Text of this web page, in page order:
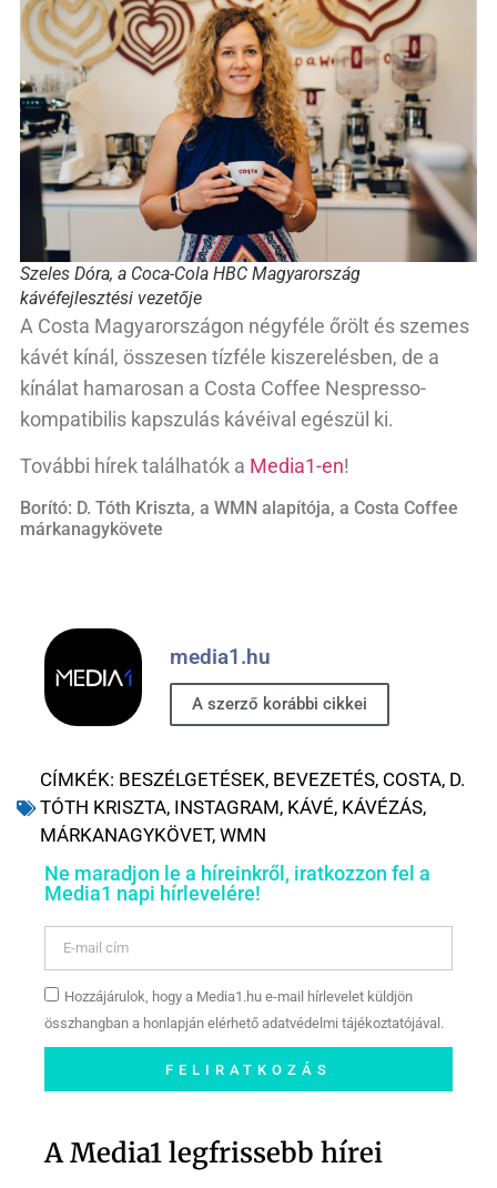
Szeles Dóra, a Coca-Cola HBC Magyarország
kávéfejlesztési vezetője
A Costa Magyarországon négyféle őrölt és szemes
kávét kínál, összesen tízféle kiszerelésben, de a
kínálat hamarosan a Costa Coffee Nespresso-
kompatibilis kapszulás kávéival egészül ki.
További hírek találhatók a Media1-en!
Borító: D. Tóth Kriszta, a WMN alapítója, a Costa Coffee
márkanagykövete
media1.hu
A szerző korábbi cikkei
CÍMKÉK: BESZÉLGETÉSEK, BEVEZETÉS, COSTA, D.
TÓTH KRISZTA, INSTAGRAM, KÁVÉ, KÁVÉZÁS,
MÁRKANAGYKÖVET, WMN
Ne maradjon le a híreinkről, iratkozzon fel a
Media1 napi hírlevelére!
Hozzájárulok, hogy a Media1.hu e-mail hírlevelet küldjön
összhangban a honlapján elérhető adatvédelmi tájékoztatójával.
FELIRATKOZÁS
oldalunkon!
A Media1 legfrissebb hírei